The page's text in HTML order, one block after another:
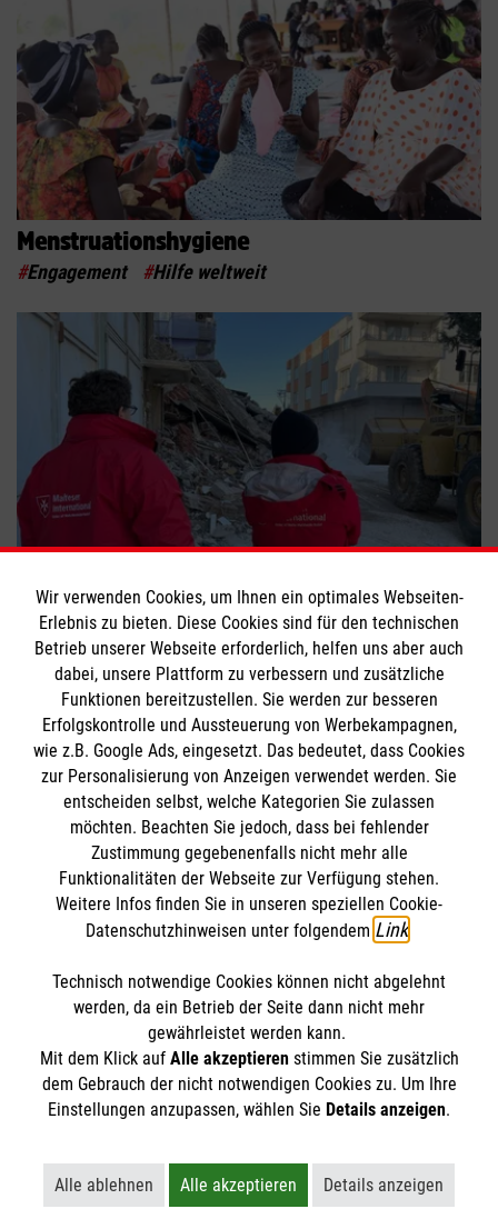
STORIES
HILFREICH
ENGAGEMENT
AKTIV WERDEN
FINDE DEIN ENGAGEMENT
SPENDE AN DIE MALTESER
Menstruationshygiene
#Engagement #Hilfe weltweit
Erdbeben in Syrien und Türkei
Engagement #Helfer im Einsatz # Hilfe weltweit
Bewerte diesen Artikel
Themenübersicht Über diesen Hub
Kontakt Impressum
Datenschutz Malteser.de
Wir verwenden Cookies, um Ihnen ein optimales Webseiten-
Erlebnis zu bieten. Diese Cookies sind für den technischen
Betrieb unserer Webseite erforderlich, helfen uns aber auch
dabei, unsere Plattform zu verbessern und zusätzliche
Funktionen bereitzustellen. Sie werden zur besseren
Erfolgskontrolle und Aussteuerung von Werbekampagnen,
wie z.B. Google Ads, eingesetzt. Das bedeutet, dass Cookies
zur Personalisierung von Anzeigen verwendet werden. Sie
entscheiden selbst, welche Kategorien Sie zulassen
möchten. Beachten Sie jedoch, dass bei fehlender
Zustimmung gegebenenfalls nicht mehr alle
Funktionalitäten der Webseite zur Verfügung stehen.
Weitere Infos finden Sie in unseren speziellen Cookie-
Datenschutzhinweisen unter folgendem Link
Technisch notwendige Cookies können nicht abgelehnt
werden, da ein Betrieb der Seite dann nicht mehr
gewährleistet werden kann.
Mit dem Klick auf Alle akzeptierenstimmen Sie zusätzlich
dem Gebrauch der nicht notwendigen Cookies zu. Um Ihre
Einstellungen anzupassen, wählen Sie Details anzeigen.
Alle ablehnen
Alle akzeptieren
Details anzeigen